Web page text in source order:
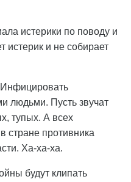
истерики по поводу и
истерик и не собирает
людьми. Пусть звучат
тупых. А всех
стране противника
Ха-ха-ха.
будут клипать